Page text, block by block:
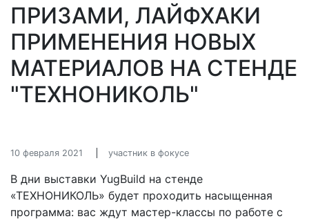
ПРИЗАМИ, ЛАЙФХАКИ
ПРИМЕНЕНИЯ НОВЫХ
МАТЕРИАЛОВ НА СТЕНДЕ
"ТЕХНОНИКОЛЬ"
10 февраля 2021 участник в фокусе
В дни выставки YugBuild на стенде
«ТЕХНОНИКОЛЬ» будет проходить насыщенная
программа: вас ждут мастер-классы по работе с